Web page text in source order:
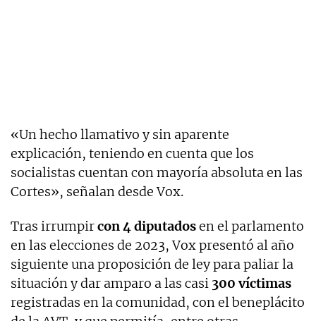
«Un hecho llamativo y sin aparente
explicación, teniendo en cuenta que los
socialistas cuentan con mayoría absoluta en las
Cortes», señalan desde Vox.
Tras irrumpircon 4 diputadosen el parlamento
en las elecciones de 2023, Vox presentó al año
siguiente una proposición de ley para paliar la
situación y dar amparo a las casi 300 víctimas
registradas en la comunidad, con el beneplácito